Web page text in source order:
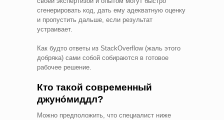
сгенерировать код, дать ему адекватную оценку
и пропустить дальше, если результат
устраивает.
Как будто ответы из StackOverflow (жаль этого
добряка) сами собой собираются в готовое
рабочее решение.
Кто такой современный
джунóмиддл?
Можно предположить, что специалист ниже